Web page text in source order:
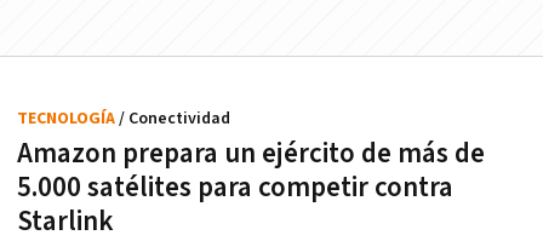
Amazon prepara un ejército de más de
5.000 satélites para competir contra
Starlink
TECNOLOGÍA/ Conectividad